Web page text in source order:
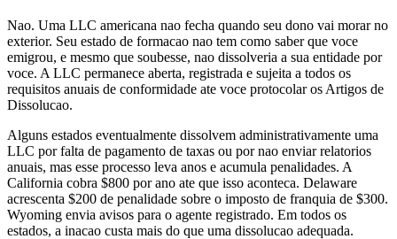
Nao. Uma LLC americana nao fecha quando seu dono vai morar no
exterior. Seu estado de formacao nao tem como saber que voce
emigrou, e mesmo que soubesse, nao dissolveria a sua entidade por
voce. A LLC permanece aberta, registrada e sujeita a todos os
requisitos anuais de conformidade ate voce protocolar os Artigos de
Dissolucao.
Alguns estados eventualmente dissolvem administrativamente uma
LLC por falta de pagamento de taxas ou por nao enviar relatorios
anuais, mas esse processo leva anos e acumula penalidades. A
California cobra $800 por ano ate que isso aconteca. Delaware
acrescenta $200 de penalidade sobre o imposto de franquia de $300.
Wyoming envia avisos para o agente registrado. Em todos os
estados, a inacao custa mais do que uma dissolucao adequada.